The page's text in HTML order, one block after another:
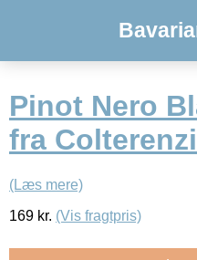
Pinot Nero
fra
(Læs mere)
169 kr. (Vis fragtpris)